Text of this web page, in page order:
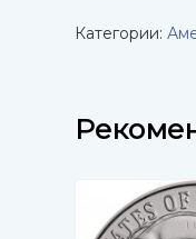
Категории: